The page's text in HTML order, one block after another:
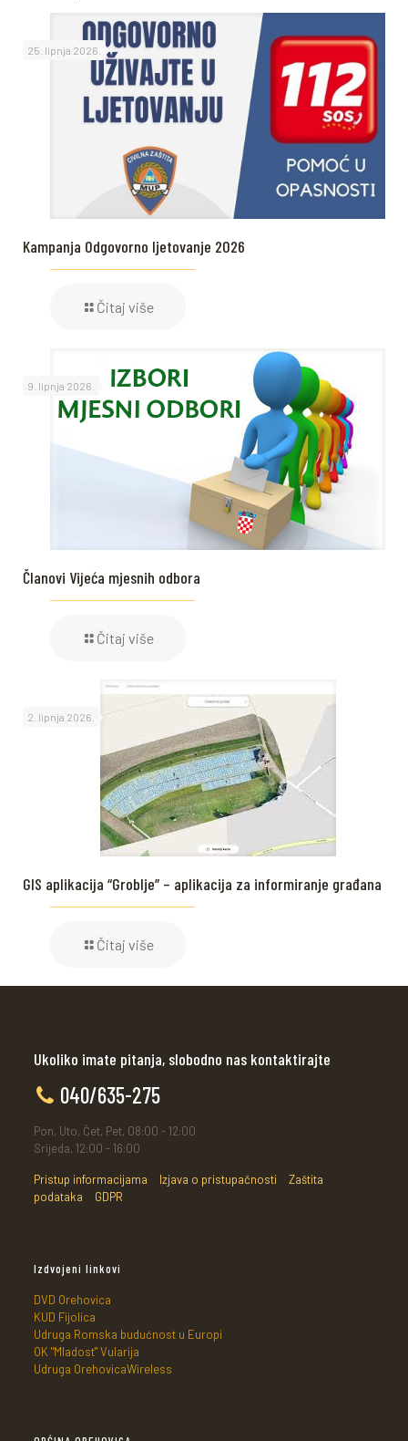
25. lipnja 2026.
Kampanja Odgovorno ljetovanje 2026
Čitaj više
9. lipnja 2026.
Članovi Vijeća mjesnih odbora
Čitaj više
2. lipnja 2026.
GIS aplikacija “Groblje” – aplikacija za informiranje građana
Čitaj više
Ukoliko imate pitanja, slobodno nas kontaktirajte
040/635-275
Pon, Uto, Čet, Pet, 08:00 - 12:00
Srijeda, 12:00 - 16:00
Pristup informacijama Izjava o pristupačnosti
Zaštita
podataka
GDPR
Izdvojeni linkovi
DVD Orehovica
KUD Fijolica
Udruga Romska budućnost u Europi
OK "Mladost" Vularija
Udruga OrehovicaWireless